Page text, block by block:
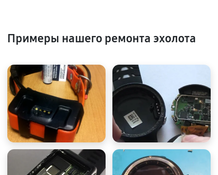
Примеры нашего ремонта эхолота